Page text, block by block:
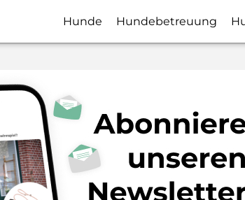
Hunde Hundebetreuung